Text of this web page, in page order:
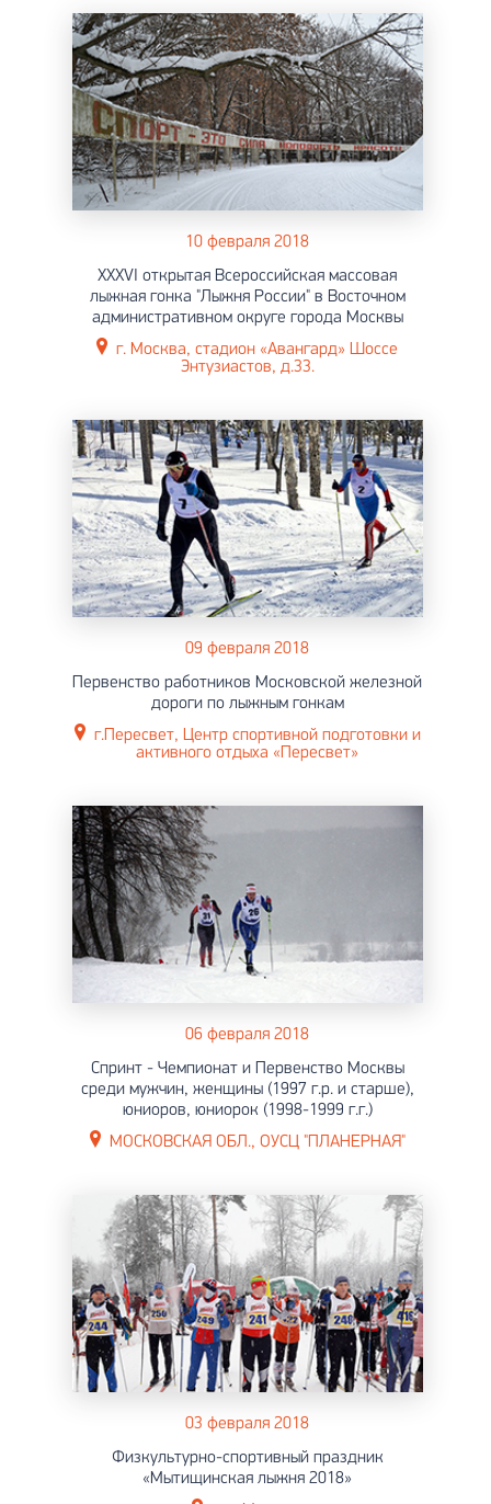
10 февраля 2018
XXXVI открытая Всероссийская массовая
лыжная гонка "Лыжня России" в Восточном
административном округе города Москвы
г. Москва, стадион «Авангард» Шоссе
Энтузиастов, д.33.
09 февраля 2018
Первенство работников Московской железной
дороги по лыжным гонкам
г.Пересвет, Центр спортивной подготовки и
активного отдыха «Пересвет»
06 февраля 2018
Спринт - Чемпионат и Первенство Москвы
среди мужчин, женщины (1997 г.р. и старше),
юниоров, юниорок (1998-1999 г.г.)
МОСКОВСКАЯ ОБЛ., ОУСЦ "ПЛАНЕРНАЯ"
03 февраля 2018
Физкультурно-спортивный праздник
«Мытищинская лыжня 2018»